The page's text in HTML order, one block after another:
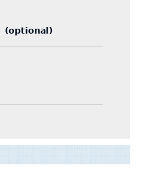
(optional)